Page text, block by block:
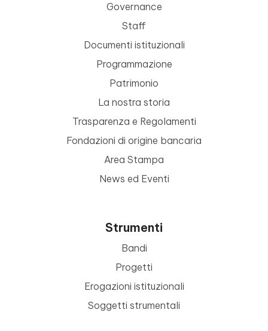
Governance
Staff
Documenti istituzionali
Programmazione
Patrimonio
La nostra storia
Trasparenza e Regolamenti
Fondazioni di origine bancaria
Area Stampa
News ed Eventi
Strumenti
Bandi
Progetti
Erogazioni istituzionali
Soggetti strumentali